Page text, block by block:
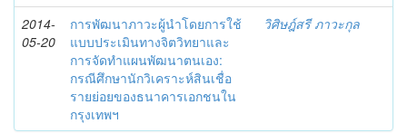
2014-
05-20
การพัฒนาภาวะผู้นำโดยการใช้
แบบประเมินทางจิตวิทยาและ
การจัดทำแผนพัฒนาตนเอง:
กรณีศึกษานักวิเคราะห์สินเชื่อ
รายย่อยของธนาคารเอกชนใน
กรุงเทพฯ
วิศิษฎ์สรี ภาวะกุล